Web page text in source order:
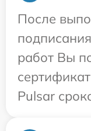
После
работ Вы
Pulsar